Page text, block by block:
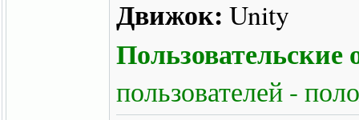
Движок: Unity
Пользовательские
пользователей -